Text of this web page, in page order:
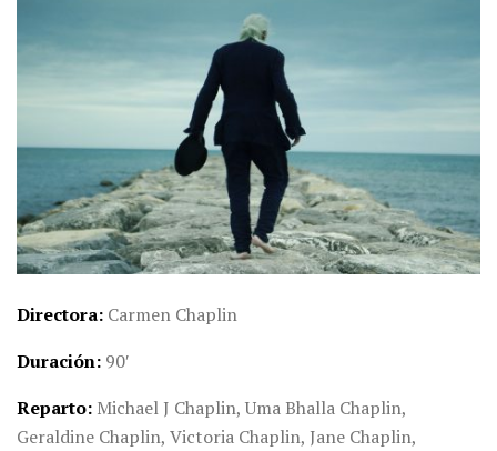
Directora Carmen Chaplin
Duración 90′
Reparto Michael J Chaplin, Uma Bhalla Chaplin,
Geraldine Chaplin, Victoria Chaplin, Jane Chaplin,